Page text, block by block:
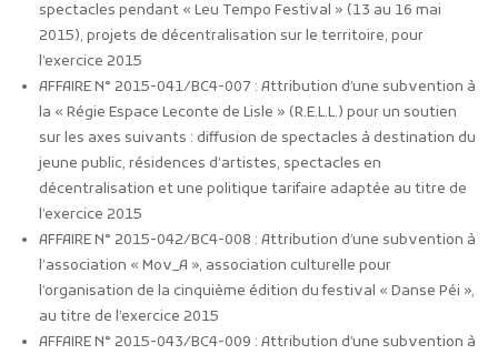
spectacles pendant « Leu Tempo Festival » (13 au 16 mai
2015), projets de décentralisation sur le territoire, pour
l’exercice 2015
AFFAIRE N° 2015-041/BC4-007 : Attribution d’une subvention à
la « Régie Espace Leconte de Lisle » (R.E.L.L.) pour un soutien
sur les axes suivants : diffusion de spectacles à destination du
jeune public, résidences d’artistes, spectacles en
décentralisation et une politique tarifaire adaptée au titre de
l’exercice 2015
AFFAIRE N° 2015-042/BC4-008 : Attribution d’une subvention à
l’association « Mov_A », association culturelle pour
l’organisation de la cinquième édition du festival « Danse Péi »,
au titre de l’exercice 2015
AFFAIRE N° 2015-043/BC4-009 : Attribution d’une subvention à